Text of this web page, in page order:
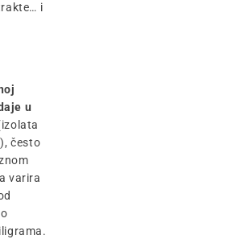
i
u
često
varira